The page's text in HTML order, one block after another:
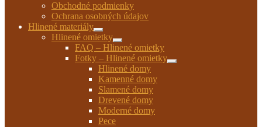
Obchodné podmienky
Ochrana osobných údajov
Hlinené materiály
Rozbaliť
podradené
menu
Hlinené omietky
Rozbaliť
podradené
menu
FAQ – Hlinené omietky
Fotky – Hlinené omietky
Rozbaliť
Hlinené domy
Kamenné domy
Slamené domy
Drevené domy
Moderné domy
Pece